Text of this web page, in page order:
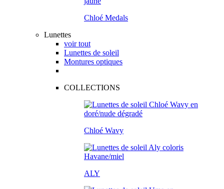
Chloé Medals
Lunettes
voir tout
Lunettes de soleil
Montures optiques
COLLECTIONS
Chloé Wavy
ALY